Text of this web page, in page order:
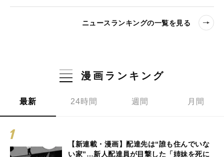
ニュースランキングの一覧を見る
漫画ランキング
最新 24時間 週間 月間
【新連載・漫画】配達先は“誰も住んでいな
い家”…新人配達員が目撃した「姉妹を死に